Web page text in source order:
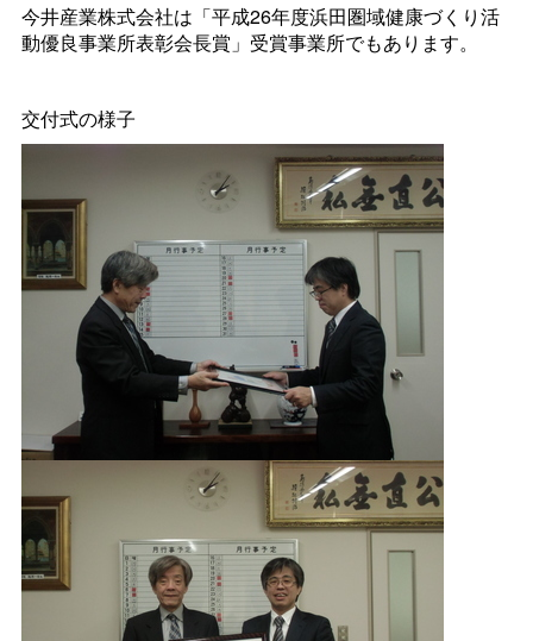
今井産業株式会社は「平成26年度浜田圏域健康づくり活
動優良事業所表彰会長賞」受賞事業所でもあります。
交付式の様子